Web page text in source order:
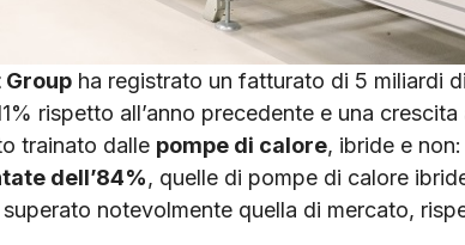
Group ha registrato un fatturato di 5 miliardi
rispetto all’anno precedente e una
trainato dalle pompe di calore, ibride e non:
dell’84%, quelle di pompe di calore
notevolmente quella di mercato,